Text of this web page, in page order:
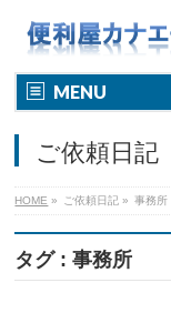
MENU
ご依頼日記
HOME » ご依頼日記 » 事務所
タグ : 事務所